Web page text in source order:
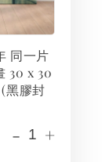
同一片
30 x 30
黑膠封
- +